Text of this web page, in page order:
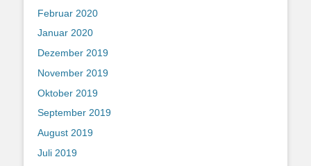
Februar 2020
Januar 2020
Dezember 2019
November 2019
Oktober 2019
September 2019
August 2019
Juli 2019